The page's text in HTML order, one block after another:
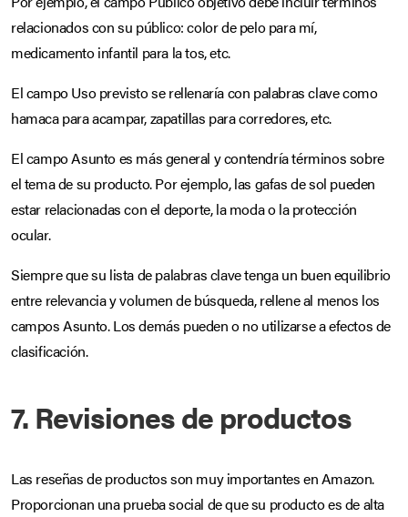
relacionados con su público: color de pelo para mí,
medicamento infantil para la tos, etc.
El campo Uso previsto se rellenaría con palabras clave como
hamaca para acampar, zapatillas para corredores, etc.
El campo Asunto es más general y contendría términos sobre
el tema de su producto. Por ejemplo, las gafas de sol pueden
estar relacionadas con el deporte, la moda o la protección
ocular.
Siempre que su lista de palabras clave tenga un buen equilibrio
entre relevancia y volumen de búsqueda, rellene al menos los
campos Asunto. Los demás pueden o no utilizarse a efectos de
clasificación.
7. Revisiones de productos
Las reseñas de productos son muy importantes en Amazon.
Proporcionan una prueba social de que su producto es de alta